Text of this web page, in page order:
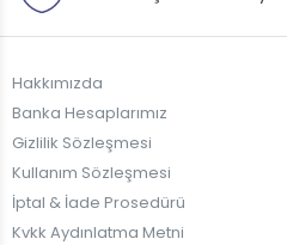
Hakkımızda
Banka Hesaplarımız
Gizlilik Sözleşmesi
Kullanım Sözleşmesi
İptal & İade Prosedürü
Kvkk Aydınlatma Metni